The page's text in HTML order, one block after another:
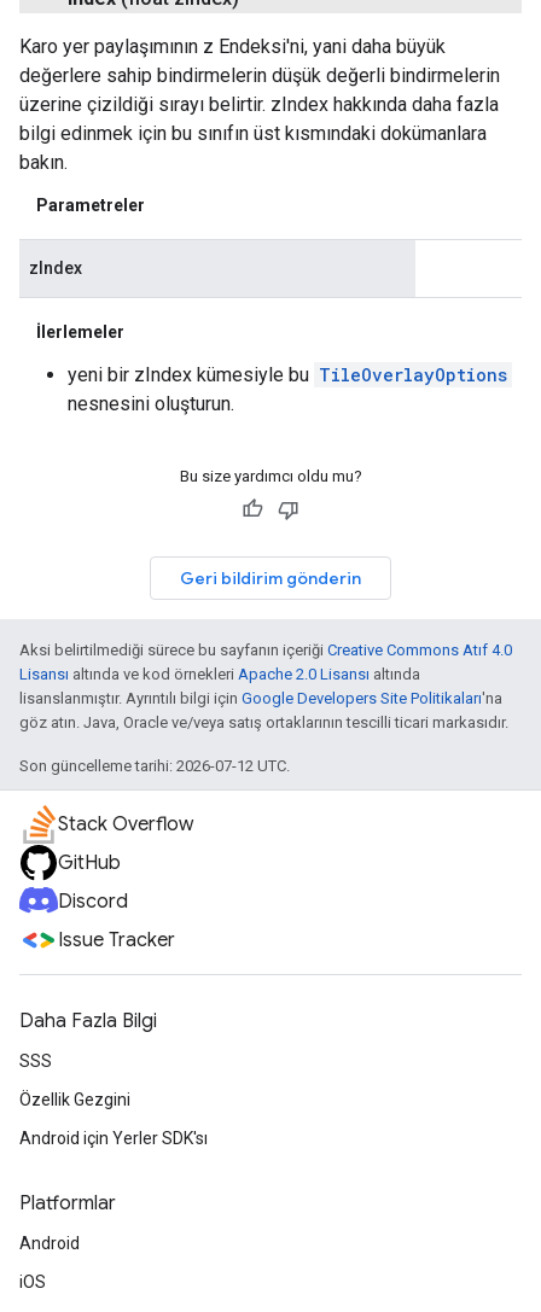
Karo yer paylaşımının z Endeksi'ni, yani daha büyük
değerlere sahip bindirmelerin düşük değerli bindirmelerin
üzerine çizildiği sırayı belirtir. zIndex hakkında daha fazla
bilgi edinmek için bu sınıfın üst kısmındaki dokümanlara
bakın.
Parametreler
zIndex
İlerlemeler
yeni bir zIndex kümesiyle bu TileOverlayOptions
nesnesini oluşturun.
Bu size yardımcı oldu mu?
Geri bildirim gönderin
Aksi belirtilmediği sürece bu sayfanın içeriği Creative Commons Atıf 4.0
Lisansı altında ve kod örnekleri Apache 2.0 Lisansı altında
lisanslanmıştır. Ayrıntılı bilgi için Google Developers Site Politikaları'na
göz atın. Java, Oracle ve/veya satış ortaklarının tescilli ticari markasıdır.
Son güncelleme tarihi: 2026-07-12 UTC.
Stack Overflow
GitHub
Discord
Issue Tracker
Daha Fazla Bilgi
SSS
Özellik Gezgini
Android için Yerler SDK'sı
Platformlar
Android
iOS